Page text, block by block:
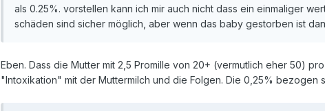
als 0.25%. vorstellen kann ich mir auch nicht dass ein einmaliger
schäden sind sicher möglich, aber wenn das baby gestorben ist
Eben. Dass die Mutter mit 2,5 Promille von 20+ (vermutlich eher 50)
"Intoxikation" mit der Muttermilch und die Folgen. Die 0,25% bezogen